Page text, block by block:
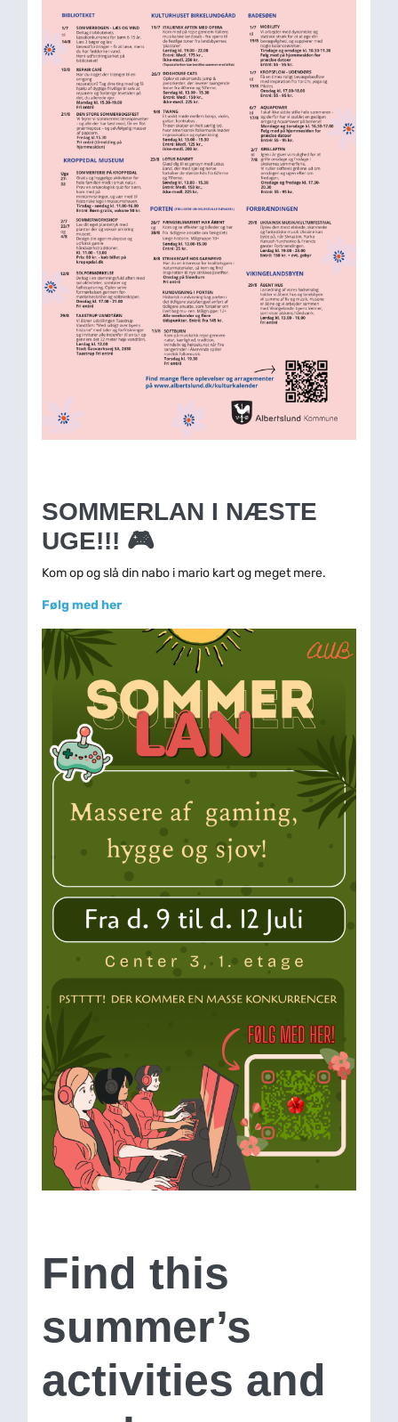
SOMMERLAN I NÆSTE
UGE!!! 🎮
Kom op og slå din nabo i mario kart og meget mere.
Følg med her
Find this
summer’s
activities and